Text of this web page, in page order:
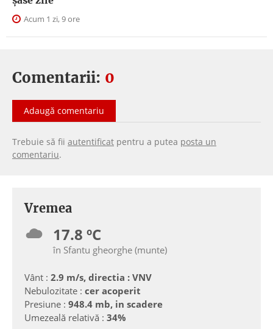
Acum 1 zi, 9 ore
Comentarii: 0
Adaugă comentariu
Trebuie să fii autentificat pentru a putea posta un
comentariu.
Vremea
17.8 ºC
în Sfantu gheorghe (munte)
Vânt : 2.9 m/s, directia : VNV
Nebulozitate : cer acoperit
Presiune : 948.4 mb, in scadere
Umezeală relativă : 34%